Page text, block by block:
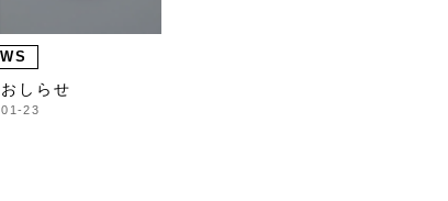
しらせ
23